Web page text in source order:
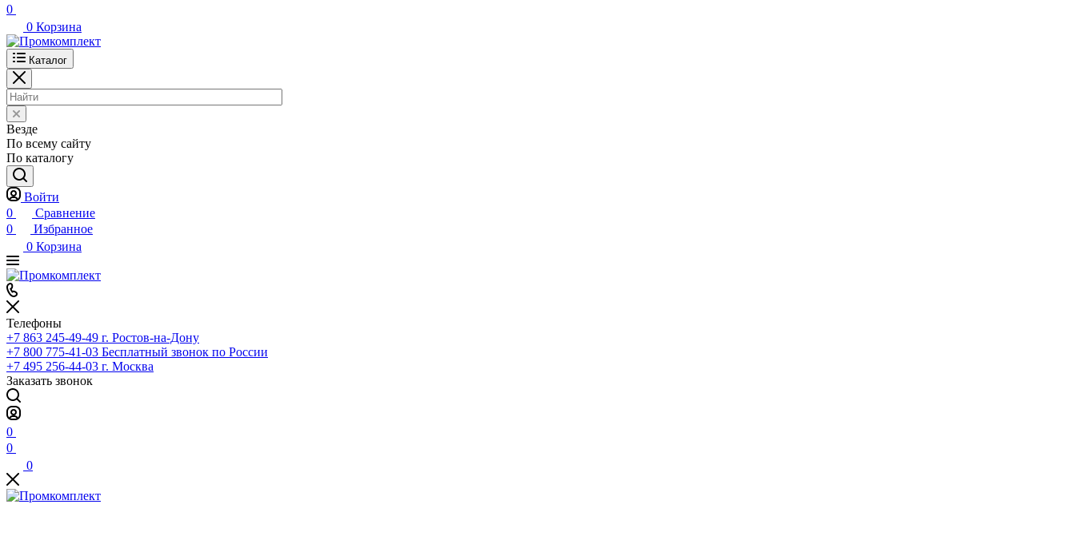
0
0 Корзина
Каталог
Везде
По всему сайту
По каталогу
Войти
0
Сравнение
0
Избранное
0 Корзина
Телефоны
+7 863 245-49-49 г. Ростов-на-Дону
+7 800 775-41-03 Бесплатный звонок по России
+7 495 256-44-03 г. Москва
Заказать звонок
0
0
0